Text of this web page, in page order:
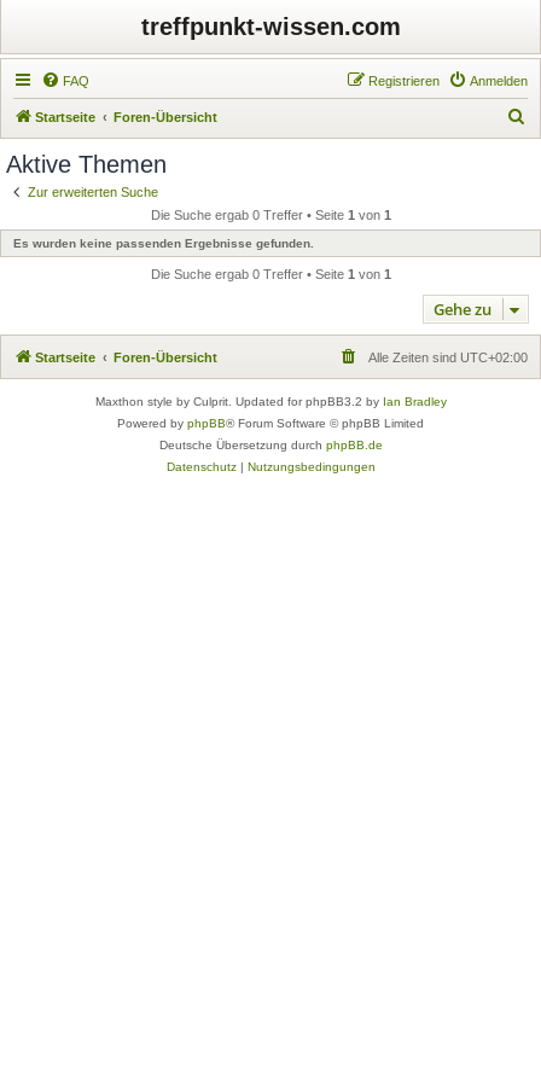
treffpunkt-wissen.com
FAQ Anmelden
Registrieren
Startseite Foren-Übersicht
e
Aktive Themen
Zur erweiterten Suche
Die Suche ergab 0 Treffer • Seite 1 von 1
Es wurden keine passenden Ergebnisse gefunden.
Die Suche ergab 0 Treffer • Seite 1 von 1
Gehe zu
Startseite Foren-Übersicht Alle Zeiten sind UTC+02:00
Maxthon style by Culprit. Updated for phpBB3.2 by Ian Bradley
Powered by phpBB® Forum Software © phpBB Limited
Deutsche Übersetzung durch phpBB.de
Datenschutz| Nutzungsbedingungen